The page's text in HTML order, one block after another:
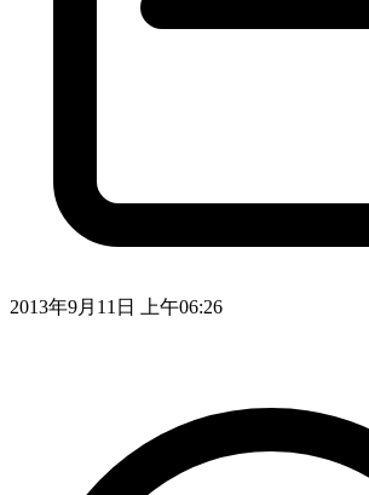
2013年9月11日 上午06:26